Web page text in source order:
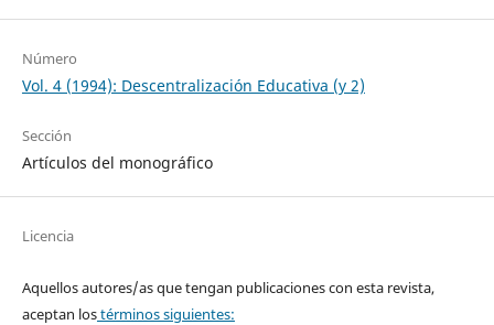
Número
Vol. 4 (1994): Descentralización Educativa (y 2)
Sección
Artículos del monográfico
Licencia
Aquellos autores/as que tengan publicaciones con esta revista,
aceptan lostérminos siguientes: